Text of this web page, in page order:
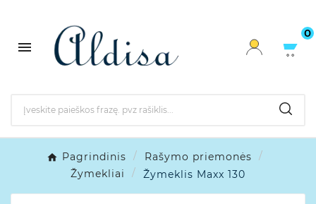

0
Pagrindinis
Rašymo priemonės
Žymekliai
Žymeklis Maxx 130